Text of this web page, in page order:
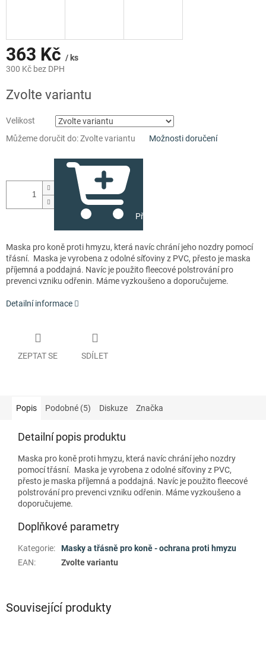
363 Kč / ks
300 Kč bez DPH
cena:
Zvolte variantu
Velikost
Můžeme doručit do:Zvolte variantu Možnosti doručení
Přidat do košíku
Maska pro koně proti hmyzu, která navíc chrání jeho nozdry pomocí
třásní. Maska je vyrobena z odolné síťoviny z PVC, přesto je maska
příjemná a poddajná. Navíc je použito fleecové polstrování pro
prevenci vzniku odřenin. Máme vyzkoušeno a doporučujeme.
Detailní informace
ZEPTAT SE SDÍLET
Související produkty
Popis Podobné (5) Diskuze Značka
Detailní popis produktu
Maska pro koně proti hmyzu, která navíc chrání jeho nozdry
pomocí třásní. Maska je vyrobena z odolné síťoviny z PVC,
přesto je maska příjemná a poddajná. Navíc je použito fleecové
polstrování pro prevenci vzniku odřenin. Máme vyzkoušeno a
doporučujeme.
Doplňkové parametry
Kategorie:
Masky a třásně pro koně - ochrana proti hmyzu
EAN: Zvolte variantu